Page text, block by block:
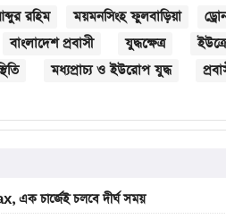
রহিম ময়মনসিংহ ফুলবাড়িয়া
বাংলাদেশ প্রবাসী যুদ্ধক্ষেত্র
মধ্যপ্রাচ্য ও ইউরোপ যুদ্ধ
চার্জেই চলবে দীর্ঘ সময়